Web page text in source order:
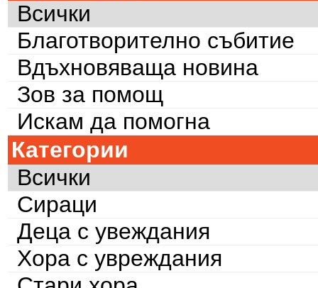
Всички
Благотворително събитие
Вдъхновяваща новина
Зов за помощ
Искам да помогна
Категории
Всички
Сираци
Деца с увеждания
Хора с увреждания